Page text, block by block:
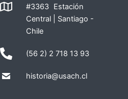
#3363 Estación
Central | Santiago -
Chile
(56 2) 2 718 13 93
historia@usach.cl